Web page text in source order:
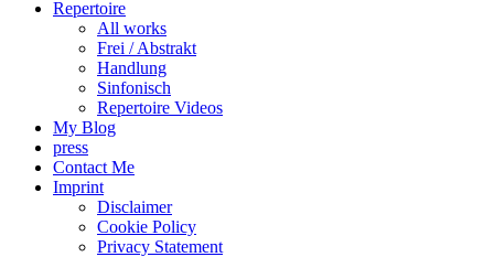
Repertoire
All works
Frei / Abstrakt
Handlung
Sinfonisch
Repertoire Videos
My Blog
press
Contact Me
Imprint
Disclaimer
Cookie Policy
Privacy Statement